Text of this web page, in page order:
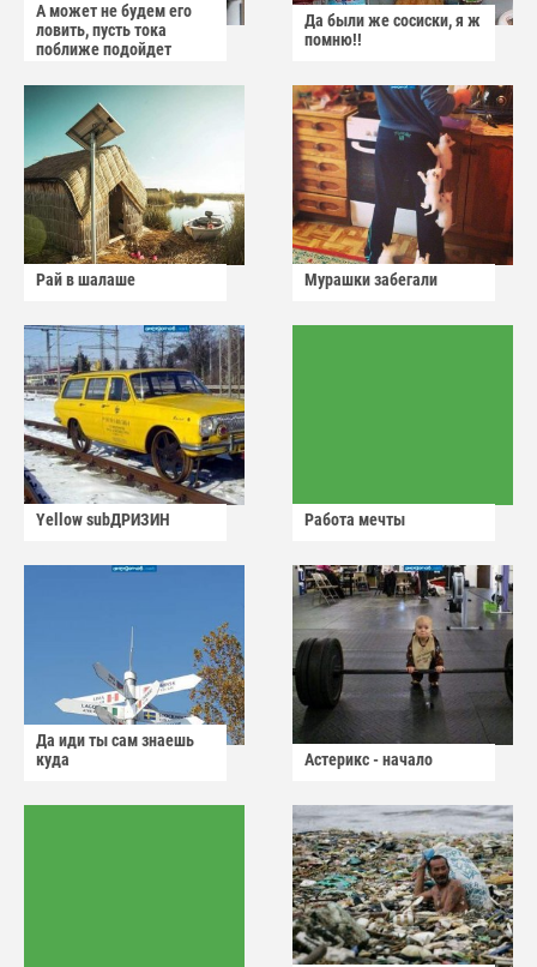
А может не будем его
ловить, пусть тока
поближе подойдет
Да были же сосиски, я ж
помню!!
Рай в шалаше Мурашки забегали
Yellow subДРИЗИН Работа мечты
Да иди ты сам знаешь
куда
Астерикс - начало